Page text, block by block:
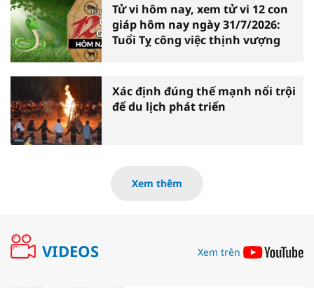
Tử vi hôm nay, xem tử vi 12 con
giáp hôm nay ngày 31/7/2026:
Tuổi Tỵ công việc thịnh vượng
Xác định đúng thế mạnh nổi trội
để du lịch phát triển
Xem thêm
VIDEOS Xem trên